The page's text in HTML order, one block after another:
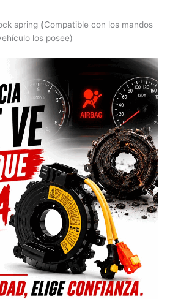
spring (Compatible con los mandos
los posee)